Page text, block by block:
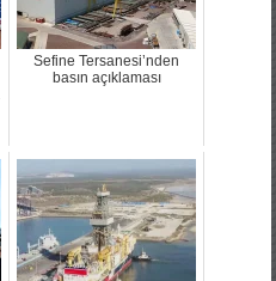
Sefine Tersanesi’nden
basın açıklaması